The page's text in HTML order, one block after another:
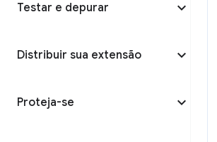
Testar e depurar
Distribuir sua extensão
Proteja-se